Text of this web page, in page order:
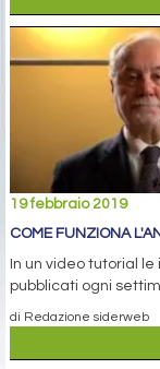
19 febbraio 2019
COME FUNZIONA
In un video tutorial
pubblicati ogni
di Redazione siderweb